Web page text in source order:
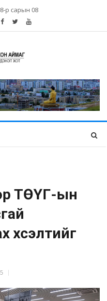
р сарын 08
ТӨҮГ-ын
хүсэлтийг